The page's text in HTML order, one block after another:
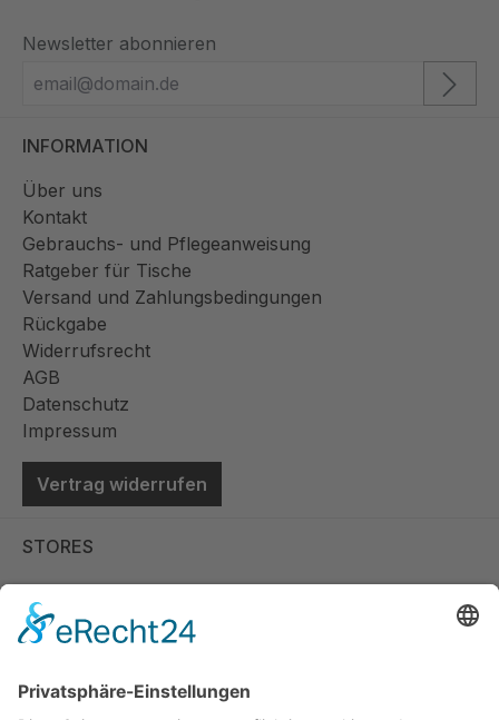
Newsletter abonnieren
INFORMATION
Über uns
Kontakt
Gebrauchs- und Pflegeanweisung
Ratgeber für Tische
Versand und Zahlungsbedingungen
Rückgabe
Widerrufsrecht
AGB
Datenschutz
Impressum
Vertrag widerrufen
STORES
Store Viernheim
Store Berlin
Handelspartner Köln
SICHERE BEZAHLUNG